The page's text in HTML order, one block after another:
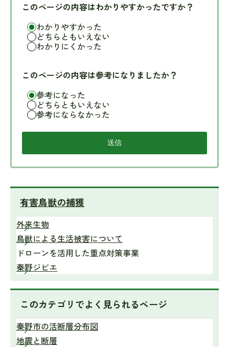
このページの内容はわかりやすかったですか？
わかりやすかった
どちらともいえない
わかりにくかった
このページの内容は参考になりましたか？
参考になった
どちらともいえない
参考にならなかった
有害鳥獣の捕獲
外来生物
鳥獣による生活被害について
ドローンを活用した重点対策事業
秦野ジビエ
このカテゴリでよく見られるページ
秦野市の活断層分布図
地震と断層